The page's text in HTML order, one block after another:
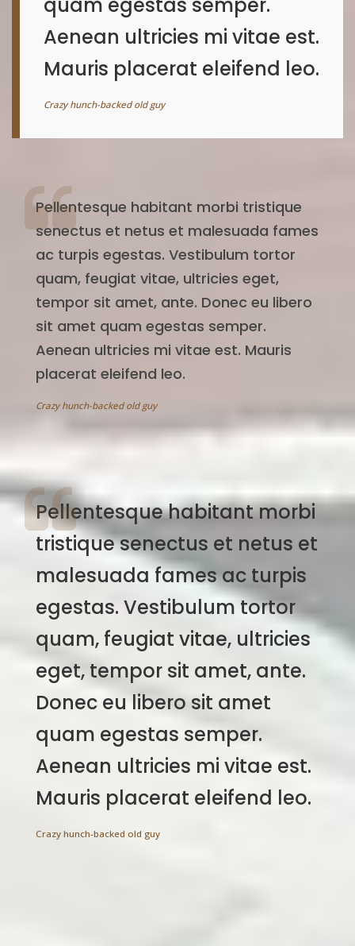
Aenean ultricies mi vitae est.
Mauris placerat eleifend leo.
Crazy hunch-backed old guy
Pellentesque habitant morbi tristique
senectus et netus et malesuada fames
ac turpis egestas. Vestibulum tortor
quam, feugiat vitae, ultricies eget,
tempor sit amet, ante. Donec eu libero
sit amet quam egestas semper.
Aenean ultricies mi vitae est. Mauris
placerat eleifend leo.
Crazy hunch-backed old guy
Pellentesque habitant morbi
tristique senectus et netus et
malesuada fames ac turpis
egestas. Vestibulum tortor
quam, feugiat vitae, ultricies
eget, tempor sit amet, ante.
Donec eu libero sit amet
quam egestas semper.
Aenean ultricies mi vitae est.
Mauris placerat eleifend leo.
Crazy hunch-backed old guy